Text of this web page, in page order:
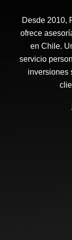
Desde 2010,
ofrece
en Chile.
servicio
inversiones